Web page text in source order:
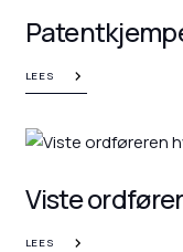
LEES
Viste
LEES